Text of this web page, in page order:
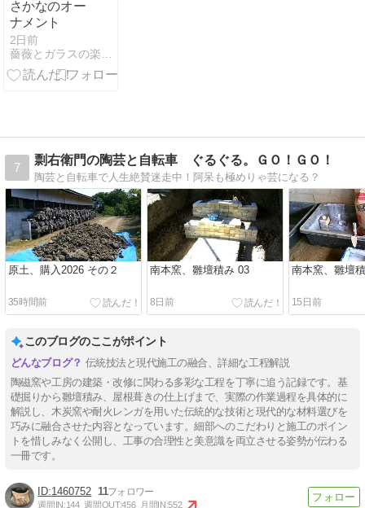
さかなのオー
ナメント
2日前
7
剽右衛門の陶芸と自転車 ぐるぐる。ＧＯ！ＧＯ！
陶芸と自転車で人生絶賛迷走中！阿呆も極めりゃ芸になる？
原土、購入2026 その２
35時間前
南本窯、雛壇積み 03
8日前
南本窯、雛壇
15日前
このブログのここがポイント
伝統技法と現代施工の融合、詳細な工程解説
陶磁窯や工房の建築・改修に関わる多彩な工程を丁寧に追う記録です。基
礎掘りから雛壇積み、屋根葺きの仕上げまで、実際の作業過程を具体的に
解説し、木炭窯や耐火レンガを用いた伝統的な技術と現代的な材料選びを
巧みに融合させた内容となっています。細部へのこだわりと施工のポイン
トを惜しみなく公開し、工事の合理性と美意識を両立させる姿勢が伝わる
一冊です。
1460752 11
週間IN:144 週間OUT:456 月間IN:552